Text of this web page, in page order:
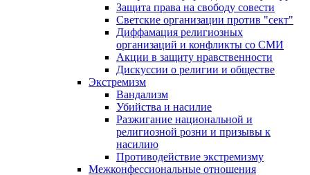
Защита права на свободу совести
Светские организации против "сект"
Диффамация религиозных
организаций и конфликты со СМИ
Акции в защиту нравственности
Дискуссии о религии и обществе
Экстремизм
Вандализм
Убийства и насилие
Разжигание национальной и
религиозной розни и призывы к
насилию
Противодействие экстремизму
Межконфессиональные отношения